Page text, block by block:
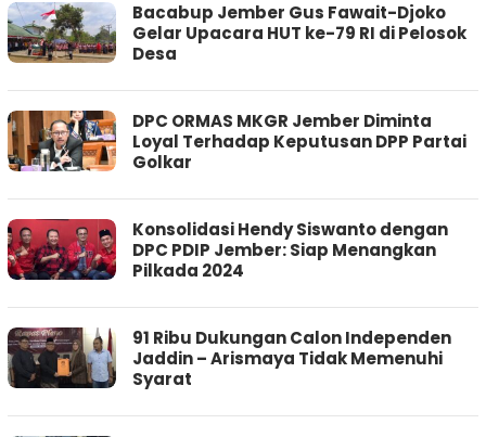
Bacabup Jember Gus Fawait-Djoko
Gelar Upacara HUT ke-79 RI di Pelosok
Desa
DPC ORMAS MKGR Jember Diminta
Loyal Terhadap Keputusan DPP Partai
Golkar
Konsolidasi Hendy Siswanto dengan
DPC PDIP Jember: Siap Menangkan
Pilkada 2024
91 Ribu Dukungan Calon Independen
Jaddin – Arismaya Tidak Memenuhi
Syarat